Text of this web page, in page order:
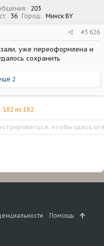
203
36 Город Минск BY
#3 626
уже переоформлена и
сохранить
2
182 из 182
чтобы здесь
Помощь